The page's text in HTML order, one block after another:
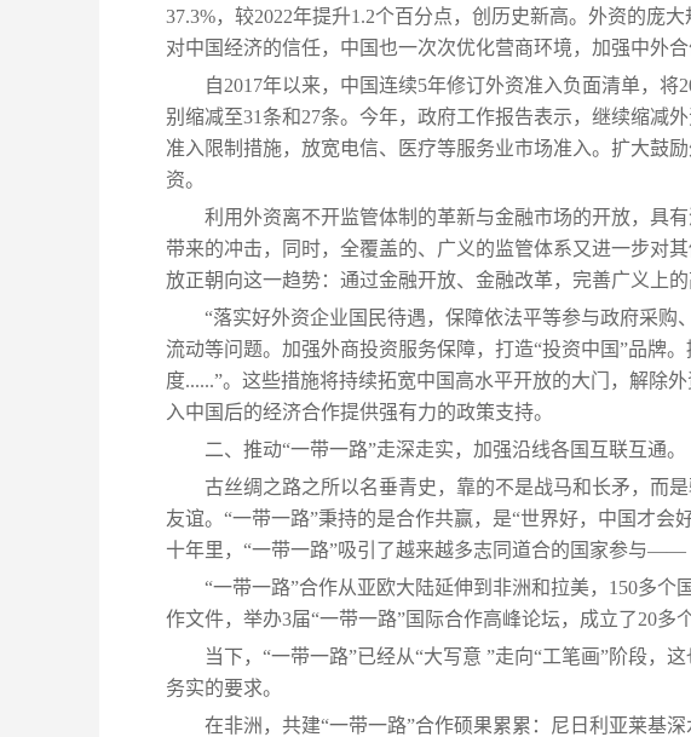
37.3%，较2022年提升1.2个百分点，创历史新高。外资的庞
对中国经济的信任，中国也一次次优化营商环境，加强中外合
自2017年以来，中国连续5年修订外资准入负面清单，
别缩减至31条和27条。今年，政府工作报告表示，继续缩减
准入限制措施，放宽电信、医疗等服务业市场准入。扩大鼓
资。
利用外资离不开监管体制的革新与金融市场的开放，具
带来的冲击，同时，全覆盖的、广义的监管体系又进一步对
放正朝向这一趋势：通过金融开放、金融改革，完善广义上的
“落实好外资企业国民待遇，保障依法平等参与政府采购
流动等问题。加强外商投资服务保障，打造“投资中国”品牌
度......”。这些措施将持续拓宽中国高水平开放的大门，解除
入中国后的经济合作提供强有力的政策支持。
二、推动“一带一路”走深走实，加强沿线各国互联互通。
古丝绸之路之所以名垂青史，靠的不是战马和长矛，而
友谊。“一带一路”秉持的是合作共赢，是“世界好，中国才会
十年里，“一带一路”吸引了越来越多志同道合的国家参与——
“一带一路”合作从亚欧大陆延伸到非洲和拉美，150多个
作文件，举办3届“一带一路”国际合作高峰论坛，成立了20多
当下，“一带一路”已经从“大写意 ”走向“工笔画”阶段，
务实的要求。
在非洲，共建“一带一路”合作硕果累累：尼日利亚莱基